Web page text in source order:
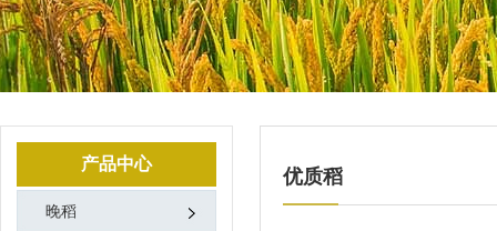
产品中心
晚稻
优质稻